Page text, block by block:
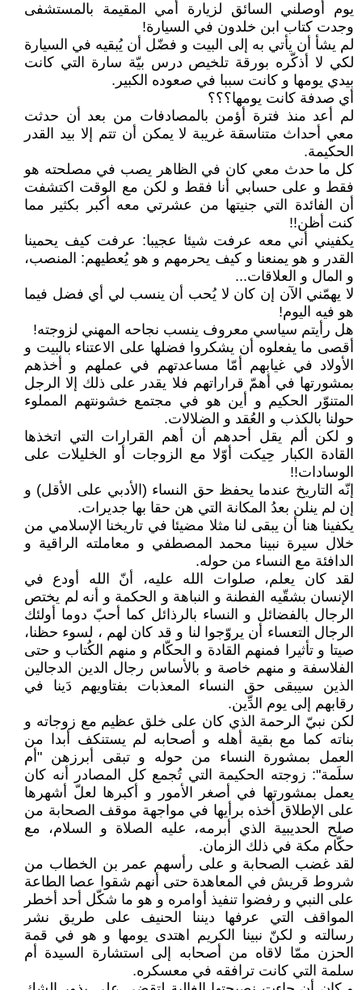
يوم أوصلني السائق لزيارة أمي المقيمة بالمستشفى
وجدت كتاب ابن خلدون في السيارة!
لم يشأ أن يأتي به إلى البيت و فضّل أن يُبقيه في السيارة
لكي لا أذكّره بورقة تلخيص درس بيّة سارة التي كانت
بيدي يومها و كانت سببا في صعوده الكبير.
أي صدفة كانت يومها؟؟؟
لم أعد منذ فترة أؤمن بالمصادفات من بعد أن حدثت
معي أحداث متناسقة غريبة لا يمكن أن تتم إلا بيد القدر
الحكيمة.
كل ما حدث معي كان في الظاهر يصب في مصلحته هو
فقط و على حسابي أنا فقط و لكن مع الوقت اكتشفت
أن الفائدة التي جنيتها من عشرتي معه أكبر بكثير مما
كنت أظن!!
يكفيني أني معه عرفت شيئا عجيبا: عرفت كيف يحمينا
القدر و هو يمنعنا و كيف يحرمهم و هو يُعطيهم: المنصب،
و المال و العلاقات...
لا يهمّني الآن إن كان لا يُحب أن ينسب لي أي فضل فيما
هو فيه اليوم!
هل رأيتم سياسي معروف ينسب نجاحه المهني لزوجته!
أقصى ما يفعلوه أن يشكروا فضلها على الاعتناء بالبيت و
الأولاد في غيابهم أمّا مساعدتهم في عملهم و أخذهم
بمشورتها في أهمّ قراراتهم فلا يقدر على ذلك إلا الرجل
المتنوّر الحكيم و أين هو في مجتمع خشونتهم المملوء
حولنا بالكذب و العُقد و الضلالات.
و لكن ألم يقل أحدهم أن أهم القرارات التي اتخذها
القادة الكبار حِيكت أوّلا مع الزوجات أو الخليلات على
الوسادات!!
إنّه التاريخ عندما يحفظ حق النساء (الأدبي على الأقل) و
إن لم ينلن بعدُ المكانة التي هن حقا بها جديرات.
يكفينا هنا أن يبقى لنا مثلا مضيئا في تاريخنا الإسلامي من
خلال سيرة نبينا محمد المصطفي و معاملته الراقية و
الدافئة مع النساء من حوله.
لقد كان يعلم، صلوات الله عليه، أنّ الله أودع في
الإنسان بشقّيه الفطنة و النباهة و الحكمة و أنه لم يختص
الرجال بالفضائل و النساء بالرذائل كما أحبّ دوما أولئك
الرجال التعساء أن يروّجوا لنا و قد كان لهم ، لسوء حظنا،
صيتا و تأثيرا فمنهم القادة و الحكّام و منهم الكُتاب و حتى
الفلاسفة و منهم خاصة و بالأساس رجال الدين الدجالين
الذين سيبقى حق النساء المعذبات بفتاويهم دَينا في
رقابهم إلى يوم الدِّين.
لكن نبيّ الرحمة الذي كان على خلق عظيم مع زوجاته و
بناته كما مع بقية أهله و أصحابه لم يستنكف أبدا من
العمل بمشورة النساء من حوله و تبقى أبرزهن ʺأم
سلَمةʺ: زوجته الحكيمة التي تُجمع كل المصادر أنه كان
يعمل بمشورتها في أصغر الأمور و أكبرها لعلّ أشهرها
على الإطلاق أخذه برأيها في مواجهة موقف الصحابة من
صلح الحديبية الذي أبرمه، عليه الصلاة و السلام، مع
حكّام مكة في ذلك الزمان.
لقد غضب الصحابة و على رأسهم عمر بن الخطاب من
شروط قريش في المعاهدة حتى أنهم شقوا عصا الطاعة
على النبي و رفضوا تنفيذ أوامره و هو ما شكّل أحد أخطر
المواقف التي عرفها ديننا الحنيف على طريق نشر
رسالته و لكنّ نبينا الكريم اهتدى يومها و هو في قمة
الحزن ممّا لاقاه من أصحابه إلى استشارة السيدة أم
سلمة التي كانت ترافقه في معسكره.